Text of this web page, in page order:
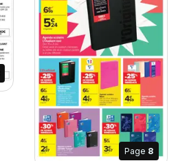
Page 8